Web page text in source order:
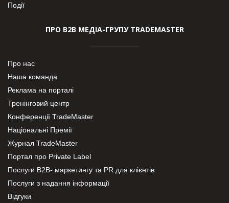
Події
ПРО В2В МЕДІА-ГРУПУ TRADEMASTER
Про нас
Наша команда
Реклама на порталі
Тренінговий центр
Конференції TradeMaster
Національні Премії
Журнал TradeMaster
Портал про Private Label
Послуги В2В- маркетингу та PR для клієнтів
Послуги з надання інформації
Відгуки